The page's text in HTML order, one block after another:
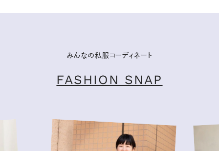
みんなの私服コーディネート
FASHION SNAP